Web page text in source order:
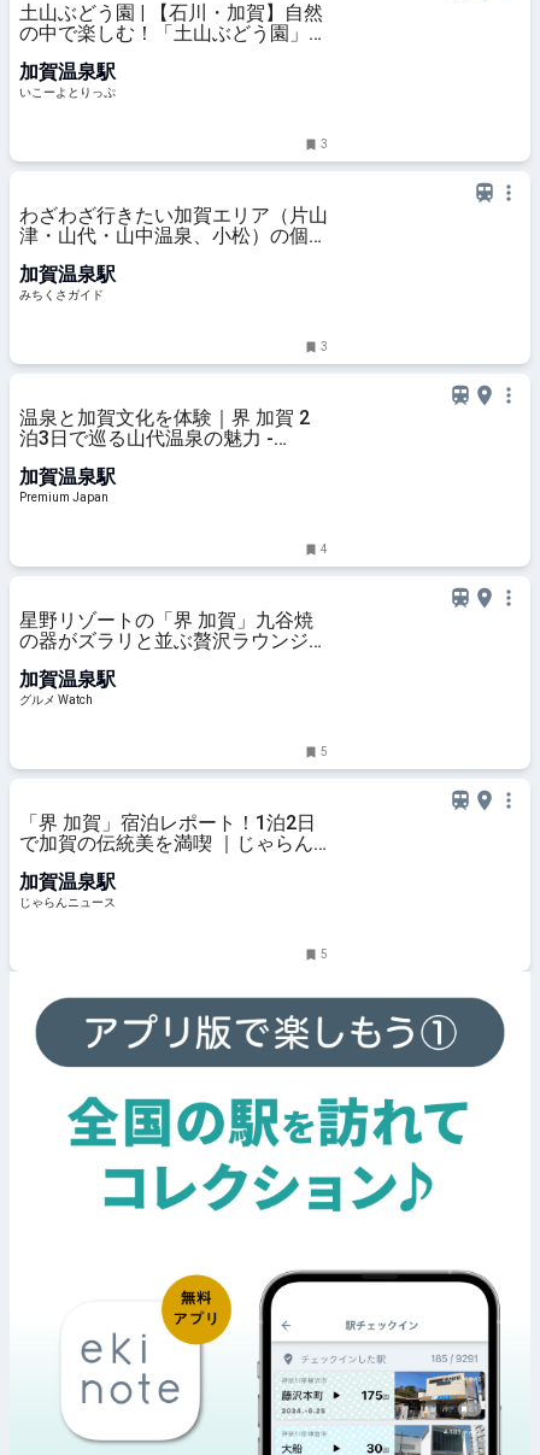
土山ぶどう園 | 【石川・加賀】自然
の中で楽しむ！「土山ぶどう園」で
石川県加賀市 | いこーよとりっぷ
加賀温泉駅
いこーよとりっぷ
3
わざわざ行きたい加賀エリア（片山
津・山代・山中温泉、小松）の個性
ド
加賀温泉駅
みちくさガイド
3
温泉と加賀文化を体験｜界 加賀 2
泊3日で巡る山代温泉の魅力 -
加賀温泉駅
Premium Japan
4
星野リゾートの「界 加賀」九谷焼
の器がズラリと並ぶ贅沢ラウンジで
ニューを提供
加賀温泉駅
グルメ Watch
5
「界 加賀」宿泊レポート！1泊2日
で加賀の伝統美を満喫 ｜じゃらん
加賀温泉駅
じゃらんニュース
5